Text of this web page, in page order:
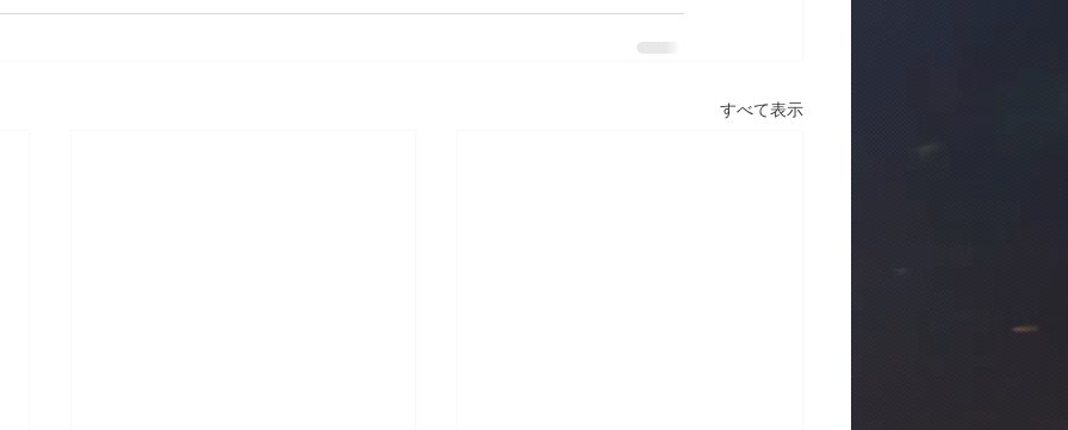
すべて表示